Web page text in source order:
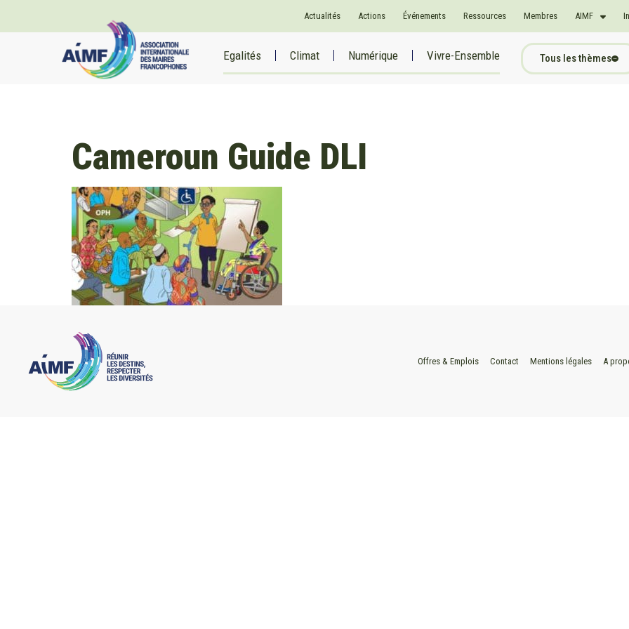
Actualités Actions Événements Ressources Membres AIMF
Egalités Climat Numérique Vivre-Ensemble Tous les thèmes
Cameroun Guide DLI
Offres & Emplois Contact Mentions légales A